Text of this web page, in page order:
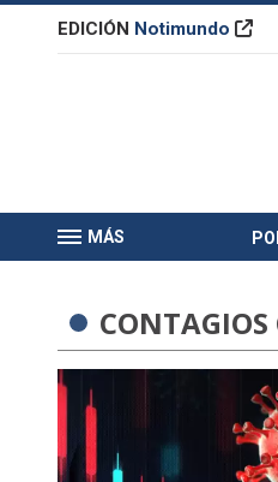
EDICIÓN Notimundo
MÁS